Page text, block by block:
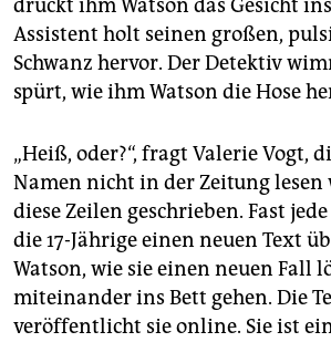
abo
genossenschaft
epaper login
drückt ihm Watson das Gesicht
Assistent holt seinen großen,
Schwanz hervor. Der Detektiv
spürt, wie ihm Watson die Hose
„Heiß, oder?“, fragt Valerie Vogt,
Namen nicht in der Zeitung lesen
diese Zeilen geschrieben. Fast
die 17-Jährige einen neuen Text
Watson, wie sie einen neuen Fall
miteinander ins Bett gehen. Die
veröffentlicht sie online. Sie ist